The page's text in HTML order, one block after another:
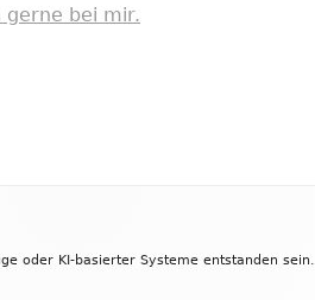
gerne bei mir.
oder KI-basierter Systeme entstanden sein.